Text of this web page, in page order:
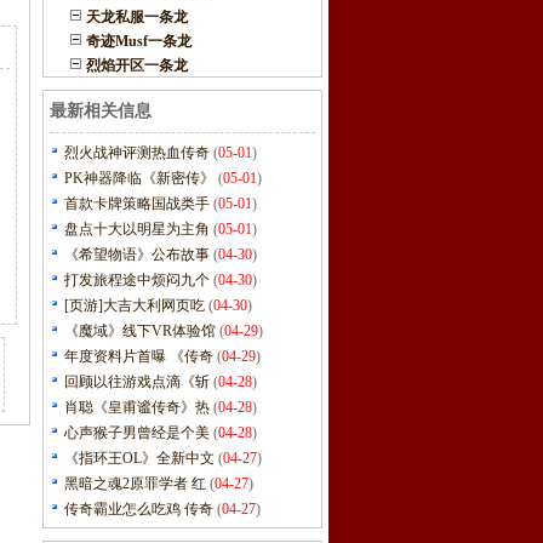
天龙私服一条龙
奇迹Musf一条龙
烈焰开区一条龙
最新相关信息
烈火战神评测热血传奇 (05-01)
PK神器降临《新密传》
(05-01)
首款卡牌策略国战类手 (05-01)
盘点十大以明星为主角 (05-01)
《希望物语》公布故事 (04-30)
打发旅程途中烦闷九个 (04-30)
[页游]大吉大利网页吃 (04-30)
《魔域》线下VR体验馆 (04-29)
年度资料片首曝 《传奇 (04-29)
回顾以往游戏点滴《斩 (04-28)
肖聪《皇甫谧传奇》热 (04-28)
心声猴子男曾经是个美 (04-28)
《指环王OL》全新中文 (04-27)
黑暗之魂2原罪学者 红 (04-27)
传奇霸业怎么吃鸡 传奇 (04-27)